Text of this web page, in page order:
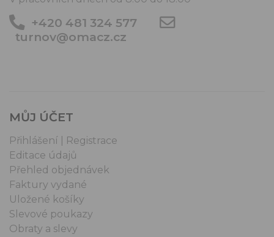
+420 481 324 577
turnov@omacz.cz
MŮJ ÚČET
Přihlášení | Registrace
Editace údajů
Přehled objednávek
Faktury vydané
Uložené košíky
Slevové poukazy
Obraty a slevy